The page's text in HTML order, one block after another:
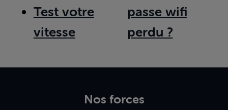
Test votre
vitesse
passe wifi
perdu ?
Nos forces